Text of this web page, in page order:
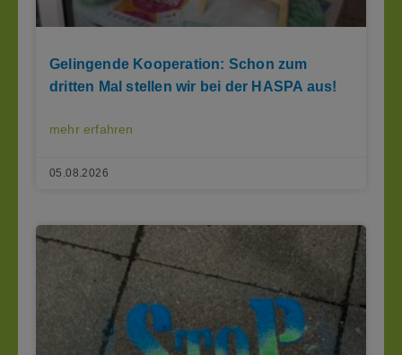
Gelingende Kooperation: Schon zum
dritten Mal stellen wir bei der HASPA aus!
mehr erfahren
05.08.2026